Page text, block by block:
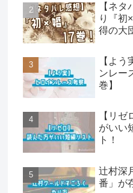
【ネ
り『初
得の大
【よ
ンレー
巻】
【リ
がいい
ト！
辻村深
番」が